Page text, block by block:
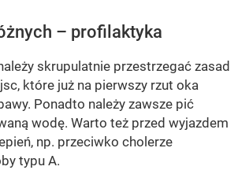
– profilaktyka
skrupulatnie przestrzegać zasad
które już na pierwszy rzut oka
Ponadto należy zawsze pić
wodę. Warto też przed wyjazdem
np. przeciwko cholerze
typu A.